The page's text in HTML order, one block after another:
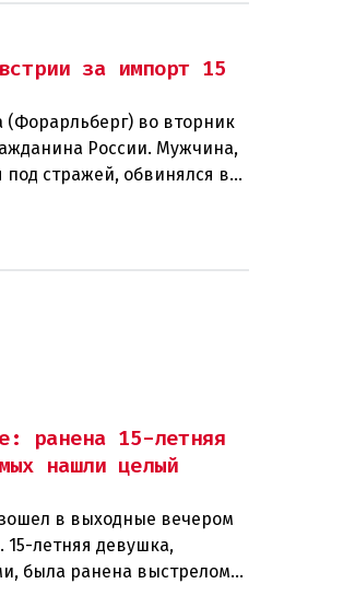
за импорт 15
(Форарльберг) во вторник
России. Мужчина,
стражей, обвинялся в
ранена 15-летняя
нашли целый
в выходные вечером
летняя девушка,
была ранена выстрелом
задержала двух п